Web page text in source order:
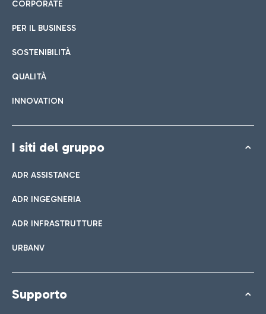
CORPORATE
PER IL BUSINESS
SOSTENIBILITÀ
QUALITÀ
INNOVATION
I siti del gruppo
ADR ASSISTANCE
ADR INGEGNERIA
ADR INFRASTRUTTURE
URBANV
Supporto